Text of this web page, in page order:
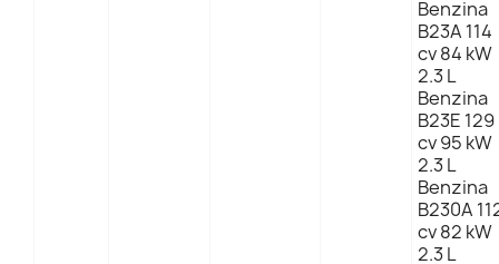
Benzina
B23A 114
cv 84 kW
2.3 L
Benzina
B23E 129
cv 95 kW
2.3 L
Benzina
B230A
cv 82 kW
2.3 L